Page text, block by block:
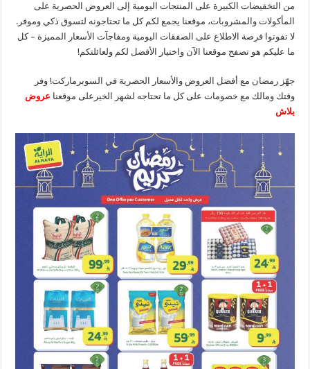
من التخفيضات الكبيرة على المنتجات اليومية إلى العروض الحصرية على
المأكولات والمشروبات، موقعنا يجمع لكم كل ما تحتاجونه لتسوق ذكي وموفر.
لا تفوتوا فرصة الاطلاع على الصفقات اليومية ومفاجآت الأسعار المميزة – كل
ما عليكم هو تصفح موقعنا الآن واختيار الأفضل لكم ولعائلتكم!
جهّز رمضان مع أفضل العروض والأسعار الحصرية في السوبرماركت! وفر
وقتك ومالك مع خصومات على كل ما تحتاجه لشهر الخيرعلى موقعنا عروض
بلاش